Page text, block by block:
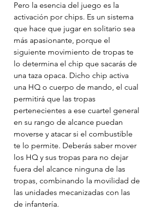
Pero la esencia del juego es la
activación por chips. Es un sistema
que hace que jugar en solitario sea
más apasionante, porque el
siguiente movimiento de tropas te
lo determina el chip que sacarás de
una taza opaca. Dicho chip activa
una HQ o cuerpo de mando, el cual
permitirá que las tropas
pertenecientes a ese cuartel general
en su rango de alcance puedan
moverse y atacar si el combustible
te lo permite. Deberás saber mover
los HQ y sus tropas para no dejar
fuera del alcance ninguna de las
tropas, combinando la movilidad de
las unidades mecanizadas con las
de infantería.